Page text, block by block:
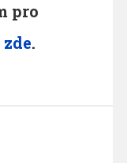
pro
zde.